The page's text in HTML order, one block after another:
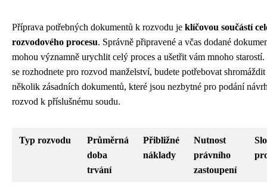
Příprava potřebných dokumentů k rozvodu je klíčovou součástí
rozvodového procesu. Správně připravené a včas dodané
mohou významně urychlit celý proces a ušetřit vám mnoho
se rozhodnete pro rozvod manželství, budete potřebovat shromáždit
několik zásadních dokumentů, které jsou nezbytné pro podání
rozvod k příslušnému soudu.
Typ rozvodu
Průměrná
doba
trvání
Přibližné
náklady
Nutnost
právního
zastoupení